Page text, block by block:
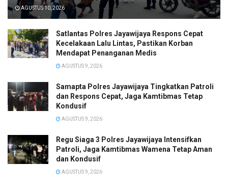
AGUSTUS 10, 2026
Satlantas Polres Jayawijaya Respons Cepat
Kecelakaan Lalu Lintas, Pastikan Korban
Mendapat Penanganan Medis
AGUSTUS 9, 2026
Samapta Polres Jayawijaya Tingkatkan Patroli
dan Respons Cepat, Jaga Kamtibmas Tetap
Kondusif
AGUSTUS 9, 2026
Regu Siaga 3 Polres Jayawijaya Intensifkan
Patroli, Jaga Kamtibmas Wamena Tetap Aman
dan Kondusif
AGUSTUS 9, 2026